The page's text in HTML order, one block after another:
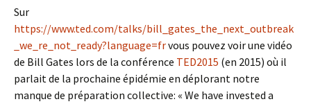
Sur
https://www.ted.com/talks/bill_gates_the_next_outbreak
_we_re_not_ready?language=frvous pouvez voir une vidéo
de Bill Gates lors de la conférence TED2015 (en 2015) où il
parlait de la prochaine épidémie en déplorant notre
manque de préparation collective: « We have invested a